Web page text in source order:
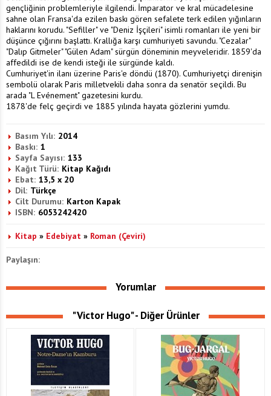
gençliğinin problemleriyle ilgilendi. İmparator ve kral mücadelesine
sahne olan Fransa'da ezilen baskı gö­ren sefalete terk edilen yığınların
haklarını korudu. "Sefiller" ve "Deniz İşçileri" isimli romanları ile yeni bir
düşünce çığırını başlattı. Krallığa karşı cumhuriyeti savundu. "Cezalar"
"Dalıp Gitmeler" "Gülen Adam" sürgün döneminin meyveleridir. 1859'da
affedildi ise de kendi isteği ile sürgünde kaldı.
Cumhuriyet'in ilanı üzerine Paris'e döndü (1870). Cumhu­riyetçi direnişin
sembolü olarak Paris milletvekili daha sonra da senatör seçildi. Bu
arada "L Evénement" gazetesini kurdu.
1878'de felç geçirdi ve 1885 yılında hayata gözlerini yumdu.
Basım Yılı: 2014
Baskı: 1
Sayfa Sayısı: 133
Kağıt Türü: Kitap Kağıdı
Ebat: 13,5 x 20
Dil: Türkçe
Cilt Durumu: Karton Kapak
ISBN: 6053242420
Kitap » Edebiyat » Roman (Çeviri)
Paylaşın:
Yorumlar
"Victor Hugo" - Diğer Ürünler